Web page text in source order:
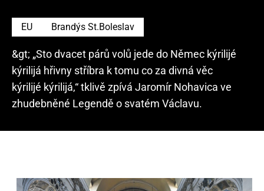
EU Brandýs St.Boleslav
&gt; „Sto dvacet párů volů jede do Němec kýrilijé
kýrilijá hřivny stříbra k tomu co za divná věc
kýrilijé kýrilijá,“ tklivě zpívá Jaromír Nohavica ve
zhudebněné Legendě o svatém Václavu.